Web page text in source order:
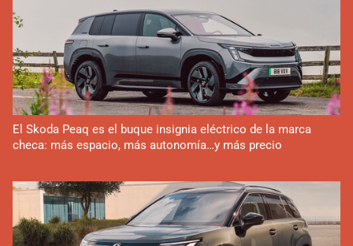
El Skoda Peaq es el buque insignia eléctrico de la marca
checa: más espacio, más autonomía…y más precio